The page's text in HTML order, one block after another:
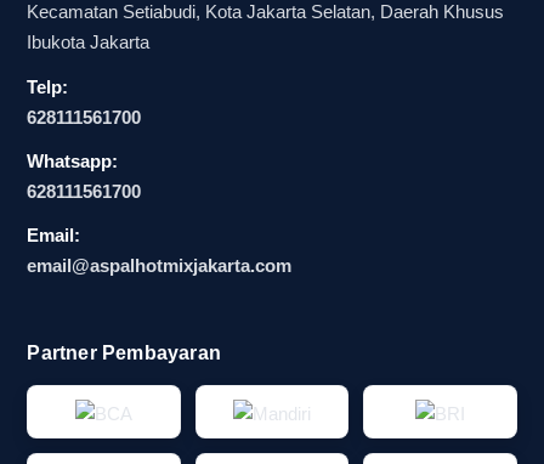
Kecamatan Setiabudi, Kota Jakarta Selatan, Daerah Khusus
Ibukota Jakarta
Telp:
628111561700
Whatsapp:
628111561700
Email:
email@aspalhotmixjakarta.com
Partner Pembayaran